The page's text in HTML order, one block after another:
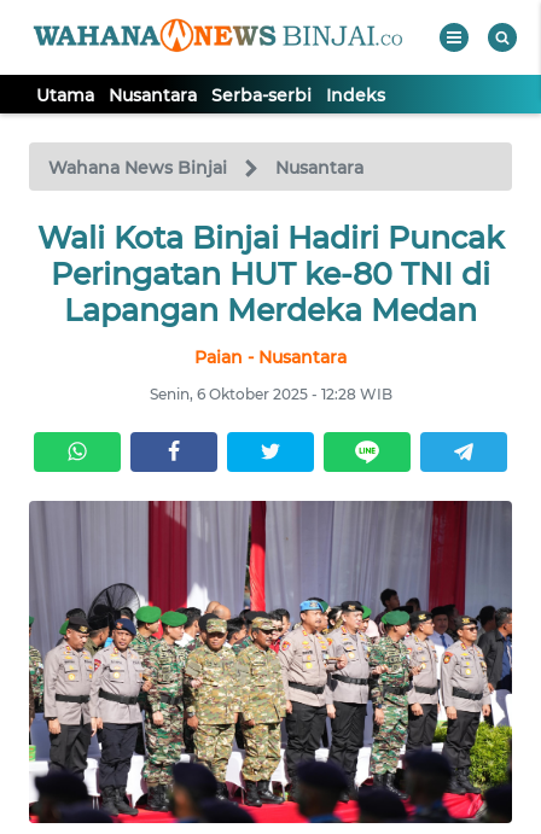
Utama Nusantara Serba-serbi Indeks
Wahana News Binjai Nusantara
Wali Kota Binjai Hadiri Puncak
Peringatan HUT ke-80 TNI di
Lapangan Merdeka Medan
Paian - Nusantara
Senin, 6 Oktober 2025 - 12:28 WIB
TV
Tutup
UTAMA
NUSANTARA
Informasi
KONTAK
KAMI
INFO
IKLAN
TENTANG
KAMI